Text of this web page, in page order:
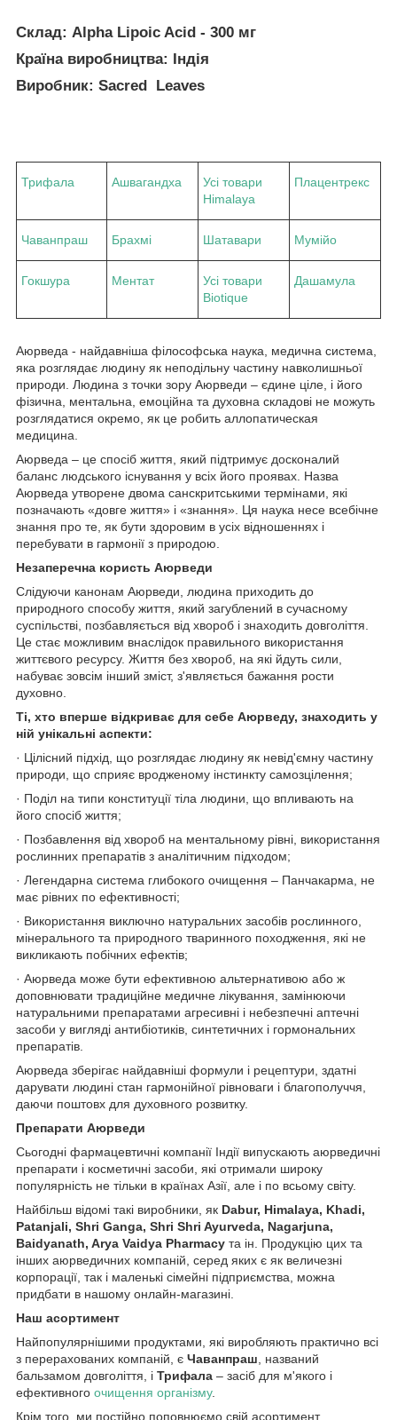
Склад: Alpha Lipoic Acid - 300 мг
Країна виробництва: Індія
Виробник: Sacred Leaves
Трифала Ашвагандха
Усі товари
Himalaya
Плацентрекс
Чаванпраш Брахмі Шатавари Мумійо
Гокшура Ментат
Усі товари
Biotique
Дашамула
Аюрведа - найдавніша філософська наука, медична система,
яка розглядає людину як неподільну частину навколишньої
природи. Людина з точки зору Аюрведи – єдине ціле, і його
фізична, ментальна, емоційна та духовна складові не можуть
розглядатися окремо, як це робить аллопатическая
медицина.
Аюрведа – це спосіб життя, який підтримує досконалий
баланс людського існування у всіх його проявах. Назва
Аюрведа утворене двома санскритськими термінами, які
позначають «довге життя» і «знання». Ця наука несе всебічне
знання про те, як бути здоровим в усіх відношеннях і
перебувати в гармонії з природою.
Незаперечна користь Аюрведи
Слідуючи канонам Аюрведи, людина приходить до
природного способу життя, який загублений в сучасному
суспільстві, позбавляється від хвороб і знаходить довголіття.
Це стає можливим внаслідок правильного використання
життєвого ресурсу. Життя без хвороб, на які йдуть сили,
набуває зовсім інший зміст, з'являється бажання рости
духовно.
Ті, хто вперше відкриває для себе Аюрведу, знаходить у
ній унікальні аспекти:
· Цілісний підхід, що розглядає людину як невід'ємну частину
природи, що сприяє вродженому інстинкту самозцілення;
· Поділ на типи конституції тіла людини, що впливають на
його спосіб життя;
· Позбавлення від хвороб на ментальному рівні, використання
рослинних препаратів з аналітичним підходом;
· Легендарна система глибокого очищення – Панчакарма, не
має рівних по ефективності;
· Використання виключно натуральних засобів рослинного,
мінерального та природного тваринного походження, які не
викликають побічних ефектів;
· Аюрведа може бути ефективною альтернативою або ж
доповнювати традиційне медичне лікування, замінюючи
натуральними препаратами агресивні і небезпечні аптечні
засоби у вигляді антибіотиків, синтетичних і гормональних
препаратів.
Аюрведа зберігає найдавніші формули і рецептури, здатні
дарувати людині стан гармонійної рівноваги і благополуччя,
даючи поштовх для духовного розвитку.
Препарати Аюрведи
Сьогодні фармацевтичні компанії Індії випускають аюрведичні
препарати і косметичні засоби, які отримали широку
популярність не тільки в країнах Азії, але і по всьому світу.
Найбільш відомі такі виробники, як Dabur, Himalaya, Khadi,
Patanjali, Shri Ganga, Shri Shri Ayurveda, Nagarjuna,
Baidyanath, Arya Vaidya Pharmacy та ін. Продукцію цих та
інших аюрведичних компаній, серед яких є як величезні
корпорації, так і маленькі сімейні підприємства, можна
придбати в нашому онлайн-магазині.
Наш асортимент
Найпопулярнішими продуктами, які виробляють практично всі
з перерахованих компаній, є Чаванпраш, названий
бальзамом довголіття, і Трифала – засіб для м'якого і
ефективного очищення організму.
Крім того, ми постійно поповнюємо свій асортимент